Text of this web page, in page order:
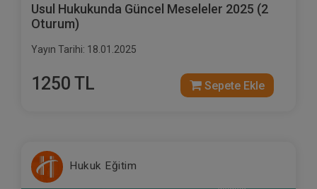
Usul Hukukunda Güncel Meseleler 2025 (2
Oturum)
Yayın Tarihi: 18.01.2025
1250 TL Sepete Ekle
Hukuk Eğitim